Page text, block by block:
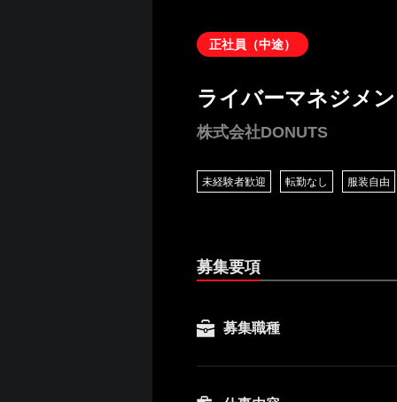
正社員（中途）
ライバーマネジメ
株式会社DONUTS
未経験者歓迎 転勤なし 服装自由
募集要項
募集職種